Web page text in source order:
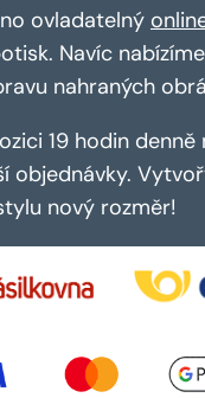
ovladatelný
Navíc nabízíme
nahraných
19 hodin denně
objednávky.
nový rozměr!